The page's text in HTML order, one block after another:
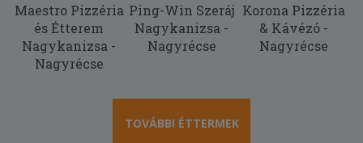
Maestro Pizzéria
és Étterem
Nagykanizsa -
Nagyrécse
Ping-Win Szeráj
Nagykanizsa -
Nagyrécse
Korona Pizzéria
& Kávézó -
Nagyrécse
TOVÁBBI ÉTTERMEK